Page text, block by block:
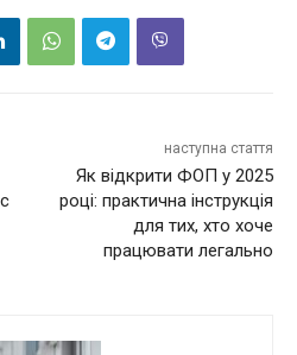
наступна стаття
Як відкрити ФОП у 2025
році: практична інструкція
для тих, хто хоче
працювати легально